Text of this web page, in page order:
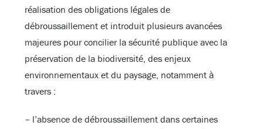
réalisation des obligations légales de
débroussaillement et introduit plusieurs avancées
majeures pour concilier la sécurité publique avec la
préservation de la biodiversité, des enjeux
environnementaux et du paysage, notamment à
travers :
– l’absence de débroussaillement dans certaines